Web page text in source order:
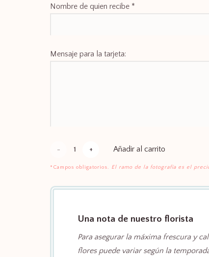
Nombre de quien recibe *
Mensaje para la tarjeta:
Pink
Power
Añadir al carrito
*Campos obligatorios. El ramo de la fotografía es el
Una nota de nuestro florista
Para asegurar la máxima frescura y
flores puede variar según la